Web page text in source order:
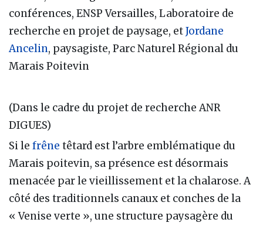
conférences, ENSP Versailles, Laboratoire de
recherche en projet de paysage, etJordane
Ancelin, paysagiste, Parc Naturel Régional du
Marais Poitevin
(Dans le cadre du projet de recherche ANR
DIGUES)
Si le frêne têtard est l’arbre emblématique du
Marais poitevin, sa présence est désormais
menacée par le vieillissement et la chalarose. A
côté des traditionnels canaux et conches de la
« Venise verte », une structure paysagère du